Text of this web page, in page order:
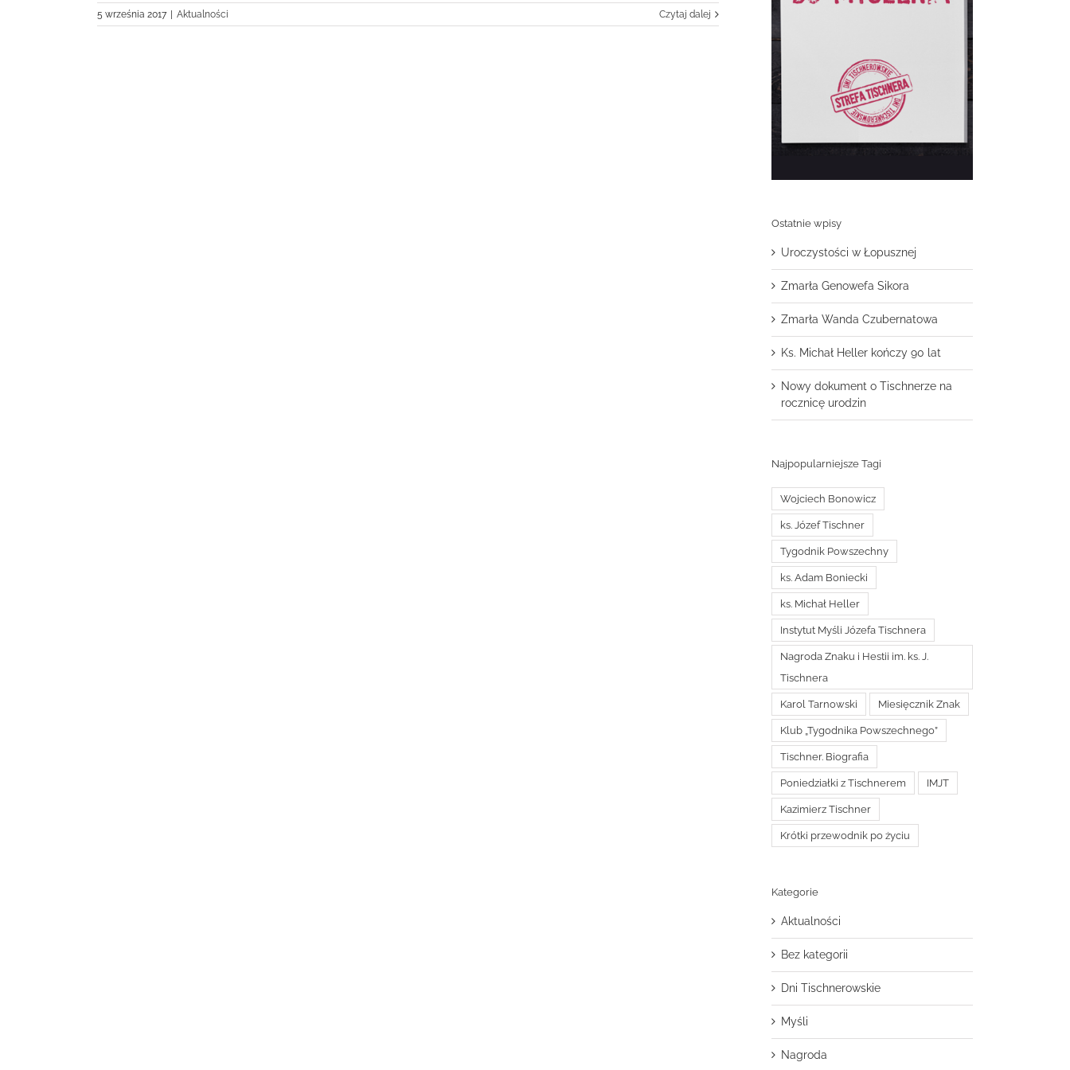
5 września 2017 Aktualności Czytaj dalej
Ostatnie wpisy
Uroczystości w Łopusznej
Zmarła Genowefa Sikora
Zmarła Wanda Czubernatowa
Ks. Michał Heller kończy 90 lat
Nowy dokument o Tischnerze na
rocznicę urodzin
Najpopularniejsze Tagi
Wojciech Bonowicz
ks. Józef Tischner
Tygodnik Powszechny
ks. Adam Boniecki
ks. Michał Heller
Instytut Myśli Józefa Tischnera
Nagroda Znaku i Hestii im. ks. J.
Tischnera
Karol Tarnowski Miesięcznik Znak
Klub „Tygodnika Powszechnego”
Tischner. Biografia
Poniedziałki z Tischnerem IMJT
Kazimierz Tischner
Krótki przewodnik po życiu
Kategorie
Aktualności
Bez kategorii
Dni Tischnerowskie
Myśli
Nagroda